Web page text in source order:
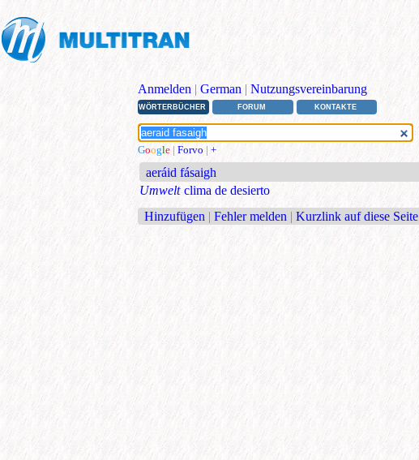
Anmelden | German | Nutzungsvereinbarung
WÖRTERBÜCHER FORUM KONTAKTE
Google | Forvo | +
aeráid fásaigh
Umwelt clima de desierto
Hinzufügen | Fehler melden | Kurzlink auf diese Seite